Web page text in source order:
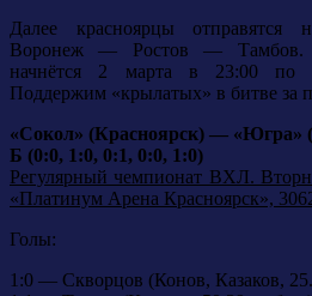
Далее красноярцы
Воронеж — Ростов — Тамбов.
начнётся 2 марта в 23:00 по
Поддержим «крылатых» в битве за
«Сокол» (Красноярск) —
Б (0:0, 1:0, 0:1, 0:0, 1:0)
Регулярный чемпионат ВХЛ.
«Платинум Арена Красноярск»,
Голы:
1:0 — Скворцов (Конов, Казаков,